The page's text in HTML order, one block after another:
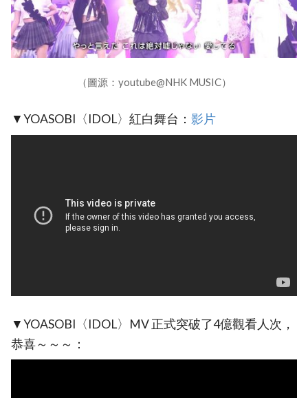
（圖源：youtube@NHK MUSIC）
▼YOASOBI〈IDOL〉紅白舞台： 影片
▼YOASOBI〈IDOL〉MV 正式突破了4億觀看人次，
恭喜～～～：